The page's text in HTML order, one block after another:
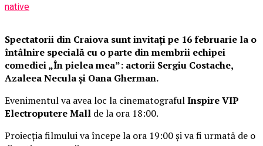
native
Spectatorii din Craiova sunt invitați pe 16 februarie la o
întâlnire specială cu o parte din membrii echipei
comediei „În pielea mea”: actorii Sergiu Costache,
Azaleea Necula și Oana Gherman.
Evenimentul va avea loc la cinematografulInspire VIP
Electroputere Mall de la ora 18:00.
Proiecția filmului va începe la ora 19:00 și va fi urmată de o